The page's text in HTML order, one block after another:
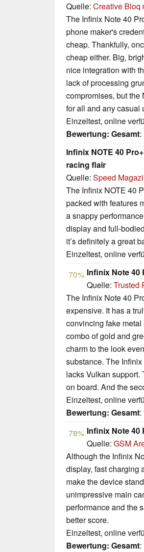
Quelle: Creative Bloq
The Infinix Note 40
phone maker's
cheap. Thankfully,
cheap either. Big,
nice integration with
lack of processing
compromises, but
for all and any casual
Einzeltest, online
Bewertung: Gesamt:
Infinix NOTE 40
racing flair
Quelle: Speed
The Infinix NOTE 40
packed with features
a snappy
display and full-
it’s definitely a great
Einzeltest, online
70% Infinix Note 40
Quelle: Trusted
The Infinix Note 40
expensive. It has a
convincing fake
combo of gold and
charm to the look
substance. The
lacks Vulkan support.
on board. And the
Einzeltest, online
Bewertung: Gesamt:
78% Infinix Note 40
Quelle: GSM
Although the Infinix
display, fast charging
make the device
unimpressive main
performance and the
better score.
Einzeltest, online
Bewertung: Gesamt: